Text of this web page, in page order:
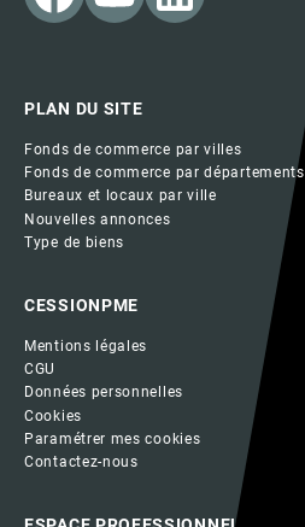
PLAN DU SITE
Fonds de commerce par villes
Fonds de commerce par départements
Bureaux et locaux par ville
Nouvelles annonces
Type de biens
CESSIONPME
Mentions légales
CGU
Données personnelles
Cookies
Paramétrer mes cookies
Contactez-nous